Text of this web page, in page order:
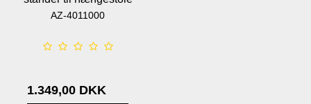
AZ-4011000
1.349,00 DKK